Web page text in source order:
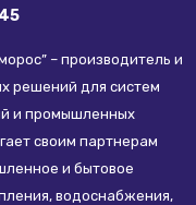
– производитель и
решений для систем
и промышленных
своим партнерам
и бытовое
водоснабжения,